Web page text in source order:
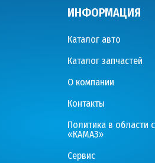
ИНФОРМАЦИЯ
Каталог авто
Каталог запчастей
О компании
Контакты
Политика в области
«КАМАЗ»
Сервис